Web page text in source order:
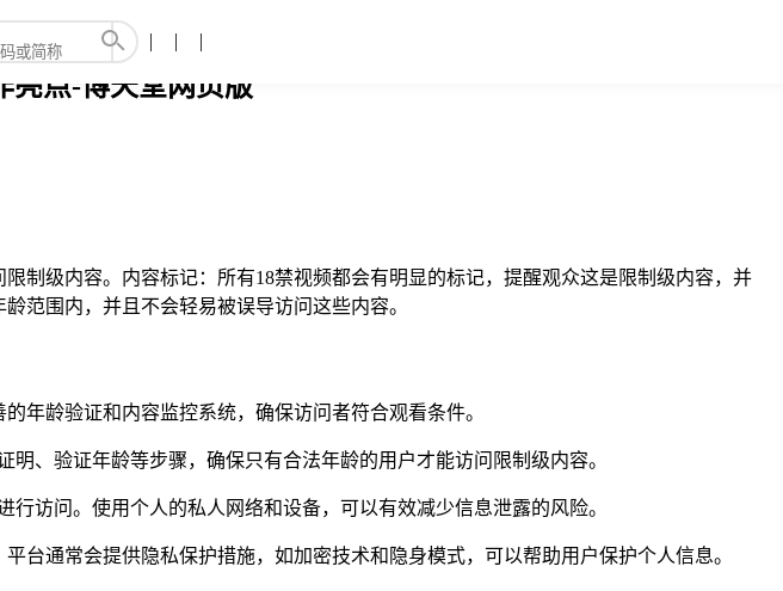
亮点-博天堂网页版
制级内容。内容标记：所有18禁视频都会有明显的标记，提醒观众这是限制级内容，并
范围内，并且不会轻易被误导访问这些内容。
年龄验证和内容监控系统，确保访问者符合观看条件。
、验证年龄等步骤，确保只有合法年龄的用户才能访问限制级内容。
访问。使用个人的私人网络和设备，可以有效减少信息泄露的风险。
台通常会提供隐私保护措施，如加密技术和隐身模式，可以帮助用户保护个人信息。